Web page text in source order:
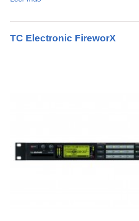
TC Electronic FireworX